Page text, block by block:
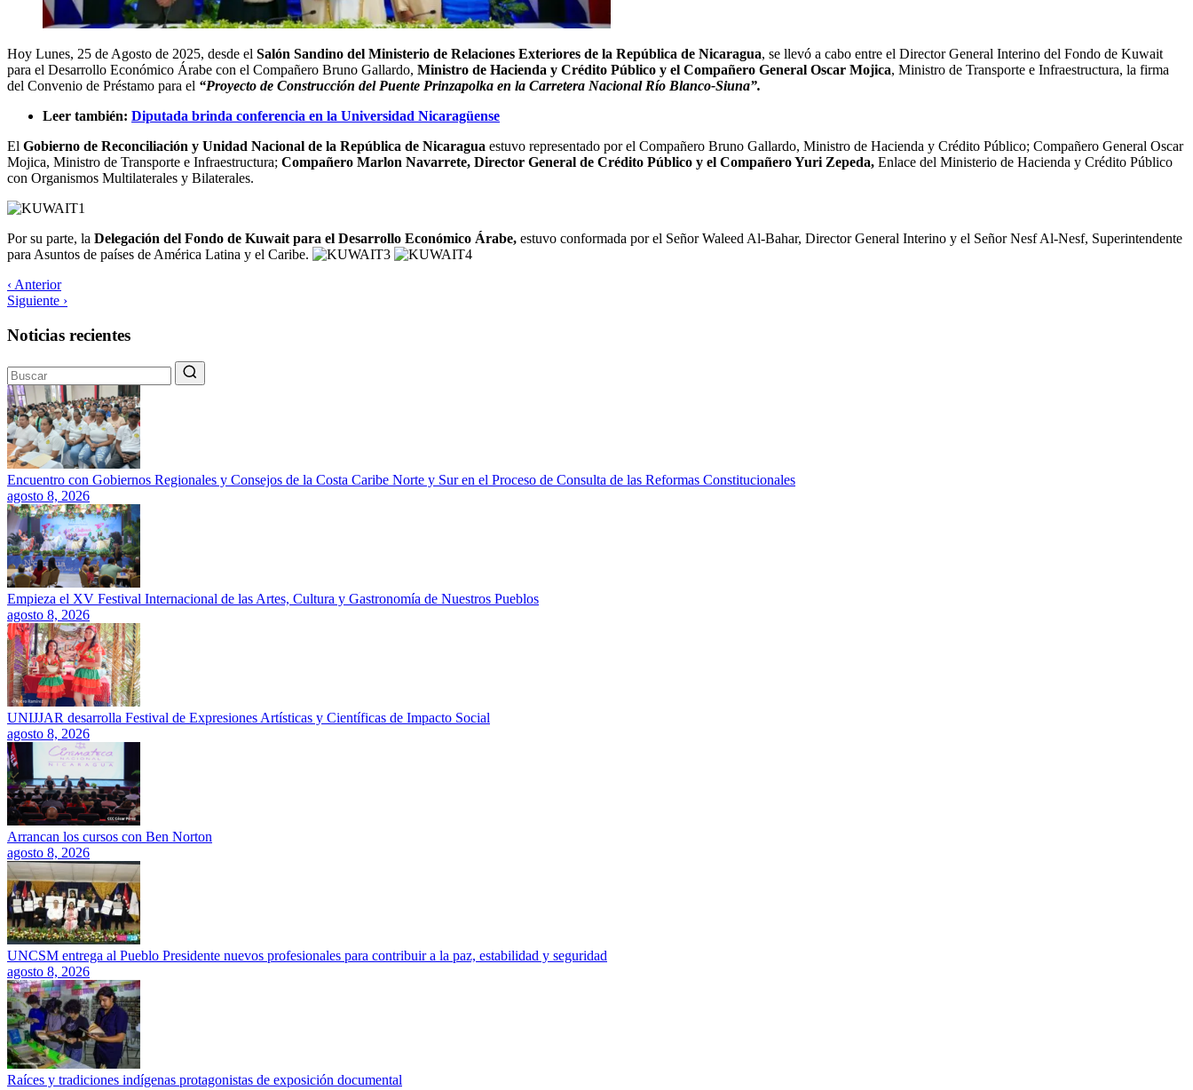
Hoy Lunes, 25 de Agosto de 2025, desde el Salón Sandino del Ministerio de Relaciones Exteriores de la República de Nicaragua, se llevó a cabo entre el Director General Interino del Fondo de Kuwait
para el Desarrollo Económico Árabe con el Compañero Bruno Gallardo, Ministro de Hacienda y Crédito Público y el Compañero General Oscar Mojica, Ministro de Transporte e Infraestructura, la firma
del Convenio de Préstamo para el “Proyecto de Construcción del Puente Prinzapolka en la Carretera Nacional Río Blanco-Siuna”.
Leer también: Diputada brinda conferencia en la Universidad Nicaragüense
El Gobierno de Reconciliación y Unidad Nacional de la República de Nicaragua estuvo representado por el Compañero Bruno Gallardo, Ministro de Hacienda y Crédito Público; Compañero General Oscar
Mojica, Ministro de Transporte e Infraestructura; Compañero Marlon Navarrete, Director General de Crédito Público y el Compañero Yuri Zepeda, Enlace del Ministerio de Hacienda y Crédito Público
con Organismos Multilaterales y Bilaterales.
Por su parte, la Delegación del Fondo de Kuwait para el Desarrollo Económico Árabe, estuvo conformada por el Señor Waleed Al-Bahar, Director General Interino y el Señor Nesf Al-Nesf, Superintendente
para Asuntos de países de América Latina y el Caribe.
‹ Anterior
Siguiente ›
Noticias recientes
Encuentro con Gobiernos Regionales y Consejos de la Costa Caribe Norte y Sur en el Proceso de Consulta de las Reformas Constitucionales
agosto 8, 2026
Empieza el XV Festival Internacional de las Artes, Cultura y Gastronomía de Nuestros Pueblos
agosto 8, 2026
UNIJJAR desarrolla Festival de Expresiones Artísticas y Científicas de Impacto Social
agosto 8, 2026
Arrancan los cursos con Ben Norton
agosto 8, 2026
UNCSM entrega al Pueblo Presidente nuevos profesionales para contribuir a la paz, estabilidad y seguridad
agosto 8, 2026
Raíces y tradiciones indígenas protagonistas de exposición documental